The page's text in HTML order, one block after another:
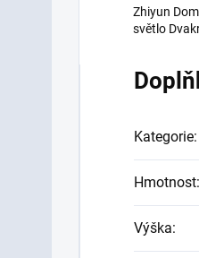
Zhiyun
světlo
Kategorie:
Hmotnost:
Výška: